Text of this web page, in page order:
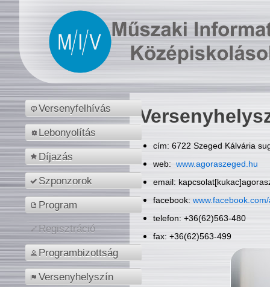
Versenyfelhívás
Lebonyolítás
Díjazás
Szponzorok
Program
Regisztráció
Programbizottság
Versenyhelyszín
cím: 6722 Szeged Kálvária
web: www.agoraszeged.hu
email:
facebook:
telefon: +36(62)563-480
fax: +36(62)563-499